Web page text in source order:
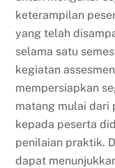
keterampilan
yang telah
selama satu
kegiatan
mempersiapkan
matang mulai dari
kepada peserta
penilaian praktik.
dapat